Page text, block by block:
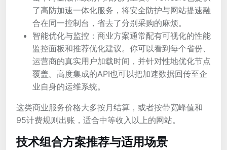
了高防加速一体化服务，将安全防护与网站提速融
合在同一控制台，省去了分别采购的麻烦。
智能优化与监控：商业方案通常配有可视化的性能
监控面板和推荐优化建议。你可以看到每个省份、
运营商的真实用户加载时间，并针对性地优化节点
覆盖。高度集成的API也可以把加速数据回传至企
业自身的运维系统。
这类商业服务价格大多按月结算，或者按带宽峰值和
95计费规则出账，适合中等收入以上的网站。
技术组合方案推荐与适用场景